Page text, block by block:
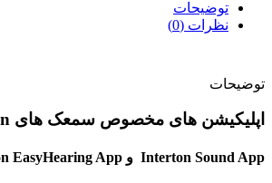
توضیحات
نظرات (0)
توضیحات
اپلیکیشن های مخصوص سمعک های Interton
Interton Sound App و Interton EasyHearing App